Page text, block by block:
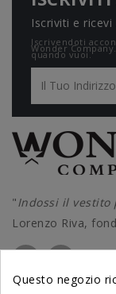
Iscriviti e ricevi
Iscrivendoti
Wonder
quando vuoi.
"Indossi il vestito
Lorenzo Riva,
Questo negozio